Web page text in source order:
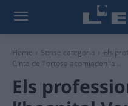
Home Sense categoria
Els
Cinta de Tortosa acomiaden la...
Els